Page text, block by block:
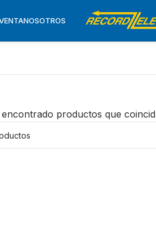
NOSOTROS
productos que